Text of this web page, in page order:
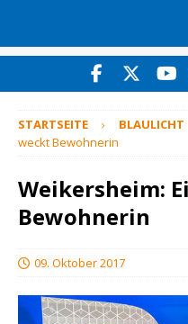
STARTSEITE BLAULICHT
weckt Bewohnerin
Weikersheim:
Bewohnerin
09. Oktober 2017